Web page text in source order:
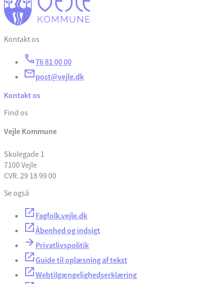
Kontakt os
76 81 00 00
post@vejle.dk
Kontakt os
Find os
Vejle Kommune
Skolegade 1
7100 Vejle
CVR. 29 18 99 00
Se også
Fagfolk.vejle.dk
Åbenhed og indsigt
Privatlivspolitik
Guide til oplæsning af tekst
Webtilgængelighedserklæring